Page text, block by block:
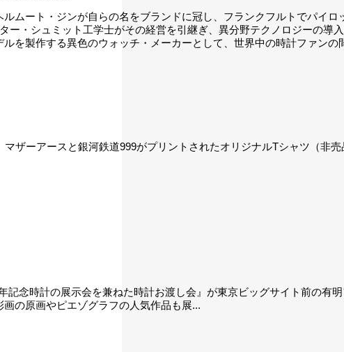
ムート・ジンが自らの名をブランドに冠し、フランクフルトでパイ
・シュミット工学士がその経営を引継ぎ、異分野テクノロジーの導
を製作する異色のウォッチ・メーカーとして、世界中の時計ファンの
ザーアースと銀河鉄道999がプリントされたオリジナルTシャツ（非
念時計の展示会を兼ねた時計お渡し会』が東京ビッグサイト前の有
の原画やピエゾグラフの人気作品も展...